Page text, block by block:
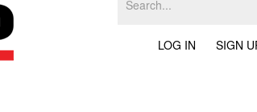
LOG IN SIGN